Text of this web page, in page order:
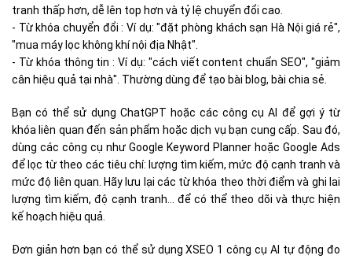
tranh thấp hơn, dễ lên top hơn và tỷ lệ chuyển đổi cao.
- Từ khóa chuyển đổi : Ví dụ: "đặt phòng khách sạn Hà Nội giá rẻ",
"mua máy lọc không khí nội địa Nhật".
- Từ khóa thông tin : Ví dụ: "cách viết content chuẩn SEO", "giảm
cân hiệu quả tại nhà". Thường dùng để tạo bài blog, bài chia sẻ.
Bạn có thể sử dụng ChatGPT hoặc các công cụ AI để gợi ý từ
khóa liên quan đến sản phẩm hoặc dịch vụ bạn cung cấp. Sau đó,
dùng các công cụ như Google Keyword Planner hoặc Google Ads
để lọc từ theo các tiêu chí: lượng tìm kiếm, mức độ cạnh tranh và
mức độ liên quan. Hãy lưu lại các từ khóa theo thời điểm và ghi lai
lượng tìm kiếm, độ cạnh tranh… để có thể theo dõi và thực hiện
kế hoạch hiệu quả.
Đơn giản hơn bạn có thể sử dụng XSEO 1 công cụ AI tự động đo